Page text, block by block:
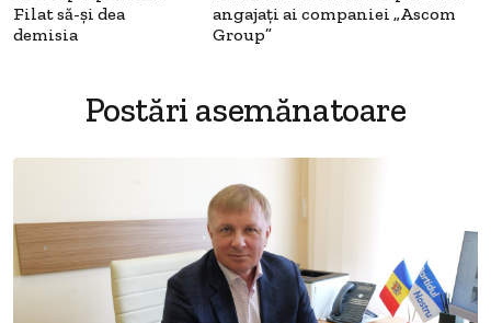
Filat să-și dea
demisia
angajați ai companiei „Ascom
Group”
Postări asemănatoare